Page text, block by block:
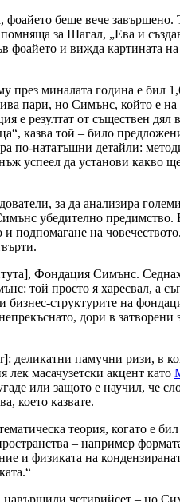
беше вече
за Шагал, „Ева и
фоайето и вижда картината
през миналата година е бил
пари, но Симънс, който е на
е резултат от съществен
казва той – било
по-нататъшни детайли:
успеел да установи какво
за да анализира
убедително предимство.
подпомагане на
Фондация Симънс.
той просто я харесвал, а
структурите на
дори в затворени
деликатни памучни ризи, в
масачузетски акцент като
или защото е научил, че
което казвате.
теория, когато е
– например
и физиката на
навършили четирийсет – но